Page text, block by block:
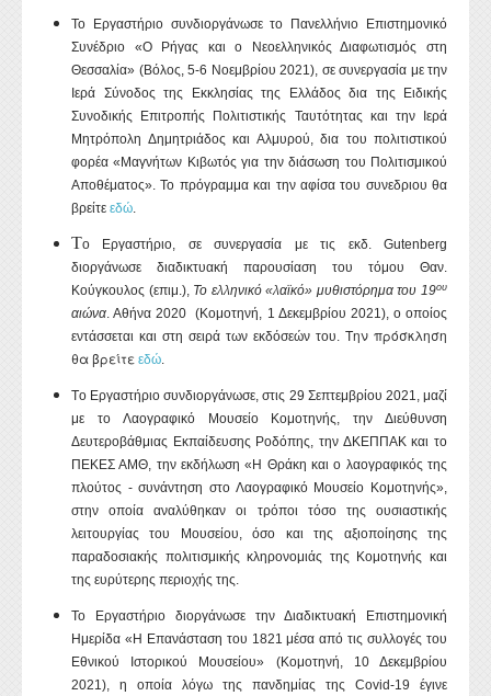
Το Εργαστήριο συνδιοργάνωσε το Πανελλήνιο Επιστημονικό
Συνέδριο «Ο Ρήγας και ο Νεοελληνικός Διαφωτισμός στη
Θεσσαλία» (Βόλος, 5-6 Νοεμβρίου 2021), σε συνεργασία με την
Ιερά Σύνοδος της Εκκλησίας της Ελλάδος δια της Ειδικής
Συνοδικής Επιτροπής Πολιτιστικής Ταυτότητας και την Ιερά
Μητρόπολη Δημητριάδος και Αλμυρού, δια του πολιτιστικού
φορέα «Μαγνήτων Κιβωτός για την διάσωση του Πολιτισμικού
Αποθέματος». Το πρόγραμμα και την αφίσα του συνεδριου θα
βρείτε εδώ.
Το Εργαστήριο, σε συνεργασία με τις εκδ. Gutenberg
διοργάνωσε διαδικτυακή παρουσίαση του τόμου Θαν.
Κούγκουλος (επιμ.), Το ελληνικό «λαϊκό» μυθιστόρημα του 19ου
αιώνα. Αθήνα 2020 (Κομοτηνή, 1 Δεκεμβρίου 2021), ο οποίος
εντάσσεται και στη σειρά των εκδόσεών του. Την πρόσκληση
θα βρείτε εδώ.
Το Εργαστήριο συνδιοργάνωσε, στις 29 Σεπτεμβρίου 2021, μαζί
με το Λαογραφικό
Μουσείο Κομοτηνής, την Διεύθυνση
Δευτεροβάθμιας Εκπαίδευσης Ροδόπης, την ΔΚΕΠΠΑΚ και το
ΠΕΚΕΣ ΑΜΘ, την εκδήλωση «Η Θράκη και ο λαογραφικός της
πλούτος - συνάντηση στο Λαογραφικό Μουσείο Κομοτηνής»,
στην οποία αναλύθηκαν οι τρόποι τόσο της ουσιαστικής
λειτουργίας του Μουσείου, όσο και της αξιοποίησης της
παραδοσιακής πολιτισμικής κληρονομιάς της Κομοτηνής και
της ευρύτερης περιοχής της.
Το Εργαστήριο διοργάνωσε την Διαδικτυακή Επιστημονική
Ημερίδα «Η Επανάσταση του 1821 μέσα από τις συλλογές του
Εθνικού Ιστορικού Μουσείου» (Κομοτηνή, 10 Δεκεμβρίου
2021), η οποία λόγω της πανδημίας της Covid-19 έγινε